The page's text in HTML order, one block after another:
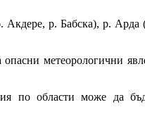
р. Бабска), р.
метеорологични
по области може да